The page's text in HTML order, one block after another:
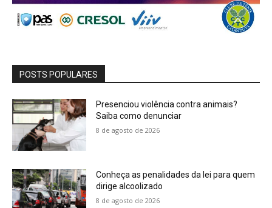
POSTS POPULARES
Presenciou violência contra animais?
Saiba como denunciar
8 de agosto de 2026
Conheça as penalidades da lei para quem
dirige alcoolizado
8 de agosto de 2026